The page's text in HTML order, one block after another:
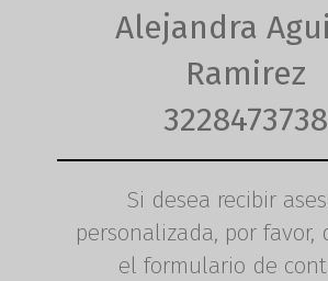
Alejandra
Ramirez
3228473738
Si desea recibir
personalizada, por favor,
el formulario de